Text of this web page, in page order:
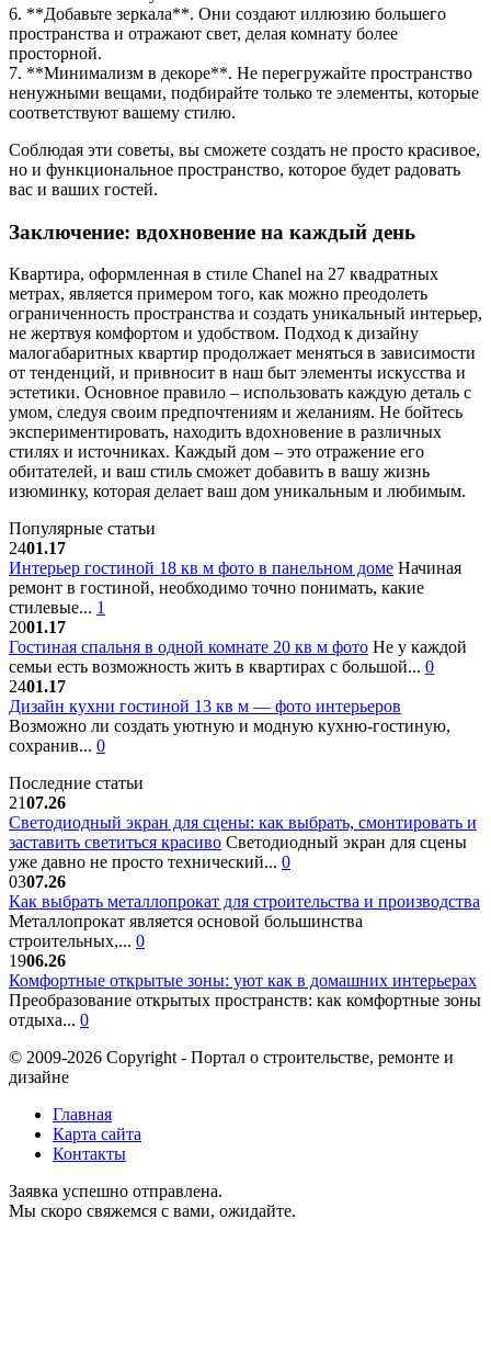
6. **Добавьте зеркала**. Они создают иллюзию большего
пространства и отражают свет, делая комнату более
просторной.
7. **Минимализм в декоре**. Не перегружайте пространство
ненужными вещами, подбирайте только те элементы, которые
соответствуют вашему стилю.
Соблюдая эти советы, вы сможете создать не просто красивое,
но и функциональное пространство, которое будет радовать
вас и ваших гостей.
Заключение: вдохновение на каждый день
Квартира, оформленная в стиле Chanel на 27 квадратных
метрах, является примером того, как можно преодолеть
ограниченность пространства и создать уникальный интерьер,
не жертвуя комфортом и удобством. Подход к дизайну
малогабаритных квартир продолжает меняться в зависимости
от тенденций, и привносит в наш быт элементы искусства и
эстетики. Основное правило – использовать каждую деталь с
умом, следуя своим предпочтениям и желаниям. Не бойтесь
экспериментировать, находить вдохновение в различных
стилях и источниках. Каждый дом – это отражение его
обитателей, и ваш стиль сможет добавить в вашу жизнь
изюминку, которая делает ваш дом уникальным и любимым.
Популярные статьи
2401.17
Интерьер гостиной 18 кв м фото в панельном доме Начиная
ремонт в гостиной, необходимо точно понимать, какие
стилевые... 1
2001.17
Гостиная спальня в одной комнате 20 кв м фото Не у каждой
семьи есть возможность жить в квартирах с большой... 0
2401.17
Дизайн кухни гостиной 13 кв м — фото интерьеров
Возможно ли создать уютную и модную кухню-гостиную,
сохранив... 0
Последние статьи
2107.26
Светодиодный экран для сцены: как выбрать, смонтировать и
заставить светиться красиво Светодиодный экран для сцены
уже давно не просто технический... 0
0307.26
Как выбрать металлопрокат для строительства и производства
Металлопрокат является основой большинства
строительных,... 0
1906.26
Комфортные открытые зоны: уют как в домашних интерьерах
Преобразование открытых пространств: как комфортные зоны
отдыха... 0
© 2009-2026 Copyright - Портал о строительстве, ремонте и
дизайне
Главная
Карта сайта
Контакты
Заявка успешно отправлена.
Мы скоро свяжемся с вами, ожидайте.